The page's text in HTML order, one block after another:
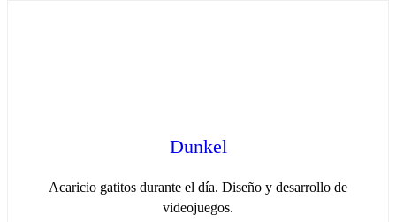
Dunkel
Acaricio gatitos durante el día. Diseño y desarrollo de
videojuegos.